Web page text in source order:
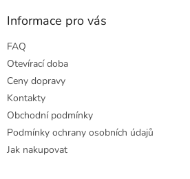
Informace pro vás
FAQ
Otevírací doba
Ceny dopravy
Kontakty
Obchodní podmínky
Podmínky ochrany osobních údajů
Jak nakupovat